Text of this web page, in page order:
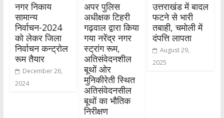
नगर निकाय
सामान्य
निर्वाचन-2024
को लेकर जिला
निर्वाचन कन्ट्रोल
रूम तैयार
December 26,
2024
अपर पुलिस
अधीक्षक टिहरी
गढ़वाल द्वारा किया
गया नरेंद्र नगर
स्ट्रांग रूम,
अतिसंवेदनशील
बूथों ओर
मुनिकीरेती स्थित
अतिसंवेदनसील
बूथों का भौतिक
निरीक्षण
उत्तराखंड में बादल
फटने से भारी
तबाही, चमोली में
दंपत्ति लापता
August 29,
2025